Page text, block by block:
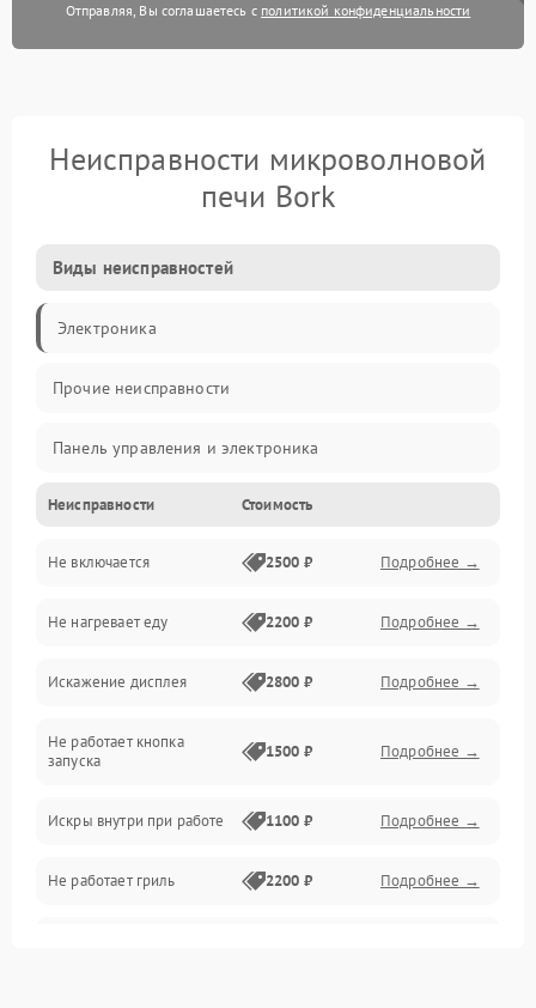
Отправляя, Вы соглашаетесь с политикой конфиденциальности
Неисправности микроволновой
печи Bork
Виды неисправностей
Электроника
Прочие неисправности
Панель управления и электроника
Дверца и корпус
Механика и внутренние элементы
Механические повреждения
Питание и запуск
Нагрев и приготовление
Программное обеспечение
Неисправности Стоимость
Не включается 2500 ₽ Подробнее →
Не нагревает еду 2200 ₽ Подробнее →
Искажение дисплея 2800 ₽ Подробнее →
Не работает кнопка
запуска
1500 ₽ Подробнее →
Искры внутри при работе 1100 ₽ Подробнее →
Не работает гриль 2200 ₽ Подробнее →